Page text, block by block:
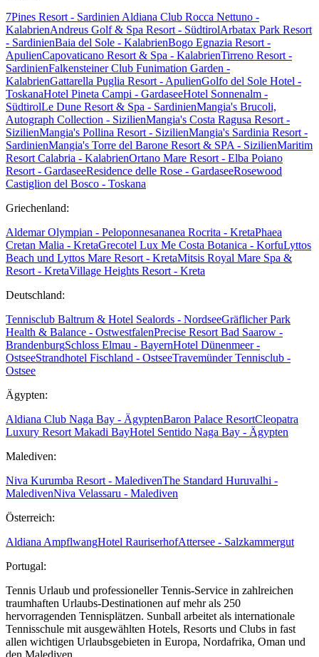
7Pines Resort - Sardinien Aldiana Club Rocca Nettuno -
KalabrienAndreus Golf & Spa Resort - SüdtirolArbatax Park Resort
- SardinienBaia del Sole - KalabrienBogo Egnazia Resort -
ApulienCapovaticano Resort & Spa - KalabrienTirreno Resort -
SardinienFalkensteiner Club Funimation Garden -
KalabrienGattarella Puglia Resort - ApulienGolfo del Sole Hotel -
ToskanaHotel Pineta Campi - GardaseeHotel Sonnenalm -
SüdtirolLe Dune Resort & Spa - SardinienMangia's Brucoli,
Autograph Collection - SizilienMangia's Costa Ragusa Resort -
SizilienMangia's Pollina Resort - SizilienMangia's Sardinia Resort -
SardinienMangia's Torre del Barone Resort & SPA - SizilienMaritim
Resort Calabria - KalabrienOrtano Mare Resort - Elba Poiano
Resort - GardaseeResidence delle Rose - GardaseeRosewood
Castiglion del Bosco - Toskana
Griechenland:
Aldemar Olympian - Peloponnesananea Rocrita - KretaPhaea
Cretan Malia - KretaGrecotel Lux Me Costa Botanica - KorfuLyttos
Beach und Lyttos Mare Resort - KretaMitsis Royal Mare Spa &
Resort - KretaVillage Heights Resort - Kreta
Deutschland:
Tennisclub Baltrum & Hotel Sealords - NordseeGräflicher Park
Health & Balance - OstwestfalenPrecise Resort Bad Saarow -
BrandenburgSchloss Elmau - BayernHotel Dünenmeer -
OstseeStrandhotel Fischland - OstseeTravemünder Tennisclub -
Ostsee
Ägypten:
Aldiana Club Naga Bay - ÄgyptenBaron Palace ResortCleopatra
Luxury Resort Makadi BayHotel Sentido Naga Bay - Ägypten
Malediven:
Niva Kurumba Resort - MaledivenThe Standard Huruvalhi -
MaledivenNiva Velassaru - Malediven
Österreich:
Aldiana AmpflwangHotel RauriserhofAttersee - Salzkammergut
Portugal:
Tennis Urlaub und professioneller Tennis-Service in zahlreichen
traumhaften Urlaubs-Destinationen auf mehr als 250
hervorragenden Tennisplätzen. Sunball arbeitet als internationale
Tennisschule mit ausgewählten Hotels, Resorts und Clubs in fast
allen wichtigen Urlaubsgebieten in Europa, Nordafrika, Oman und